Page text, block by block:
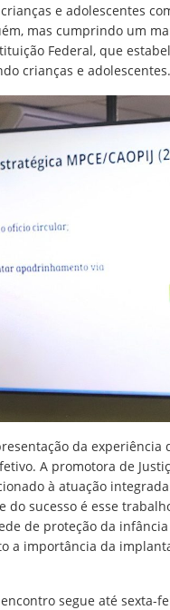
e adolescentes
mas cumprindo um
Federal, que
crianças e adolescentes.
da
A promotora de
à atuação
do sucesso é esse
de proteção da
a importância da
segue até sexta-